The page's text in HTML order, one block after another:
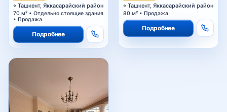
Аския базар
Райгаз
Ташкент, Яккасарайский район
70 м² • Отдельно стоящие здания
• Продажа
Подробнее
Ташкент, Яккасарайский район
80 м² • Продажа
Подробнее